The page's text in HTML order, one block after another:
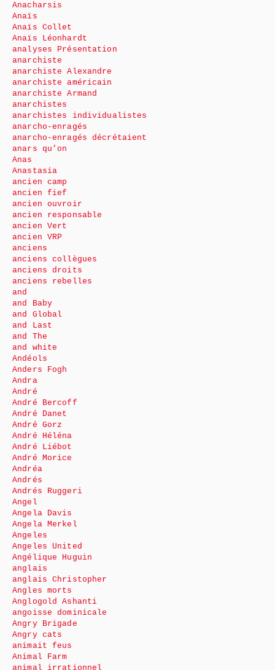
Anacharsis
Anaïs
Anaïs Collet
Anaïs Léonhardt
analyses Présentation
anarchiste
anarchiste Alexandre
anarchiste américain
anarchiste Armand
anarchistes
anarchistes individualistes
anarcho-enragés
anarcho-enragés décrétaient
anars qu’on
Anas
Anastasia
ancien camp
ancien fief
ancien ouvroir
ancien responsable
ancien Vert
ancien VRP
anciens
anciens collègues
anciens droits
anciens rebelles
and
and Baby
and Global
and Last
and The
and white
Andéols
Anders Fogh
Andra
André
André Bercoff
André Danet
André Gorz
André Héléna
André Liébot
André Morice
Andréa
Andrés
Andrés Ruggeri
Angel
Angela Davis
Angela Merkel
Angeles
Angeles United
Angélique Huguin
anglais
anglais Christopher
Angles morts
Anglogold Ashanti
angoisse dominicale
Angry Brigade
Angry cats
animait feus
Animal Farm
animal irrationnel